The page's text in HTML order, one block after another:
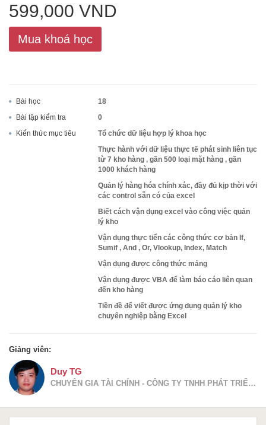
Word
599,000 VND
Mua khoá học
Bài học
18
Bài tập kiểm tra
0
Kiến thức mục tiêu
Tổ chức dữ liệu hợp lý khoa học
Thực hành với dữ liệu thực tế phát sinh liên tục
từ 7 kho hàng , gần 500 loại mặt hàng , gần
1000 khách hàng
Quản lý hàng hóa chính xác, đầy đủ kịp thời với
các control sẵn có của excel
Biết cách vận dụng excel vào công việc quản
lý kho
Vận dụng thực tiển các công thức cơ bản If,
Sumif , And , Or, Vlookup, Index, Match
Vận dụng được công thức mảng
Vận dụng được VBA để làm báo cáo liên quan
đến kho hàng
Tiền đề để viết được ứng dụng quản lý kho
chuyên nghiệp bằng Excel
Giảng viên:
Duy TG
CHUYÊN GIA TÀI CHÍNH - CÔNG TY TNHH PHÁT TRIỂN PHẦN MỀM EXCEL